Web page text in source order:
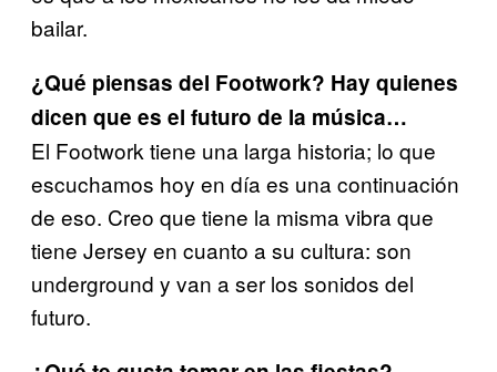
bailar.
¿Qué piensas del Footwork? Hay quienes
dicen que es el futuro de la música…
El Footwork tiene una larga historia; lo que
escuchamos hoy en día es una continuación
de eso. Creo que tiene la misma vibra que
tiene Jersey en cuanto a su cultura: son
underground y van a ser los sonidos del
futuro.